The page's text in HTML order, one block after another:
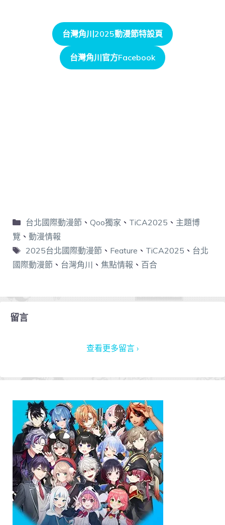
台灣角川2025動漫節特設頁
台灣角川官方Facebook
台北國際動漫節、 Qoo獨家 、 TiCA2025 、 主題博
覽 、 動漫情報
2025台北國際動漫節、 Feature 、 TiCA2025 、 台北
國際動漫節 、 台灣角川 、 焦點情報 、 百合
留言
查看更多留言 ›